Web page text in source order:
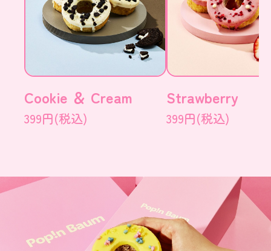
Cookie ＆ Cream
399円(税込)
Strawberry
399円(税込)